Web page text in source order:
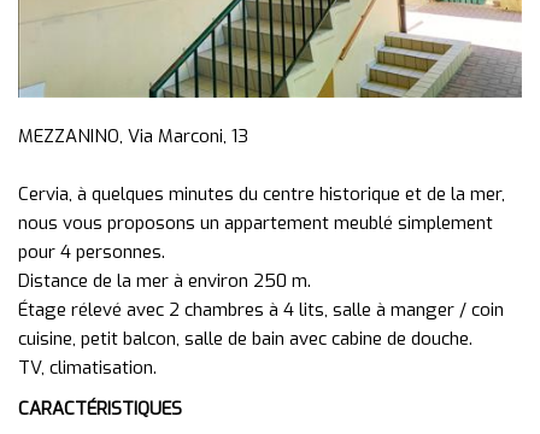
MEZZANINO, Via Marconi, 13
Cervia, à quelques minutes du centre historique et de la mer,
nous vous proposons un appartement meublé simplement
pour 4 personnes.
Distance de la mer à environ 250 m.
Étage rélevé avec 2 chambres à 4 lits, salle à manger / coin
cuisine, petit balcon, salle de bain avec cabine de douche.
CARACTÉRISTIQUES